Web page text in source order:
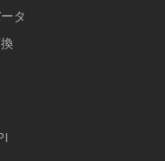
タ